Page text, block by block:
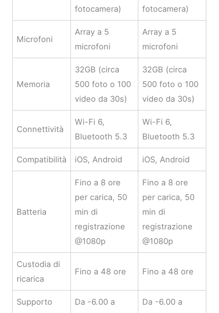
fotocamera)
fotocamera)
Microfoni
Array a 5
microfoni
Array a 5
microfoni
Memoria
32GB (circa
500 foto o 100
video da 30s)
32GB (circa
500 foto o 100
video da 30s)
Connettività
Wi-Fi 6,
Bluetooth 5.3
Wi-Fi 6,
Bluetooth 5.3
Compatibilità iOS, Android iOS, Android
Batteria
Fino a 8 ore
per carica, 50
min di
registrazione
@1080p
Fino a 8 ore
per carica, 50
min di
registrazione
@1080p
Custodia di
ricarica
Fino a 48 ore Fino a 48 ore
Supporto
Da -6.00 a
Da -6.00 a